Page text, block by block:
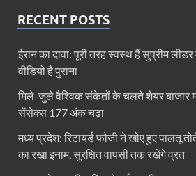
RECENT POSTS
ईरान का दावा: पूरी तरह स्‍वस्‍थ हैं सुप्रीम
वीड‍ियो है पुराना
मिले-जुले वैश्विक संकेतों के चलते शेयर बाजार
सेंसेक्स 177 अंक चढ़ा
मध्य प्रदेश: रिटायर्ड फौजी ने खोए हुए पालतू
का रखा इनाम, सुरक्षित वापसी तक रखेंगे व्रत